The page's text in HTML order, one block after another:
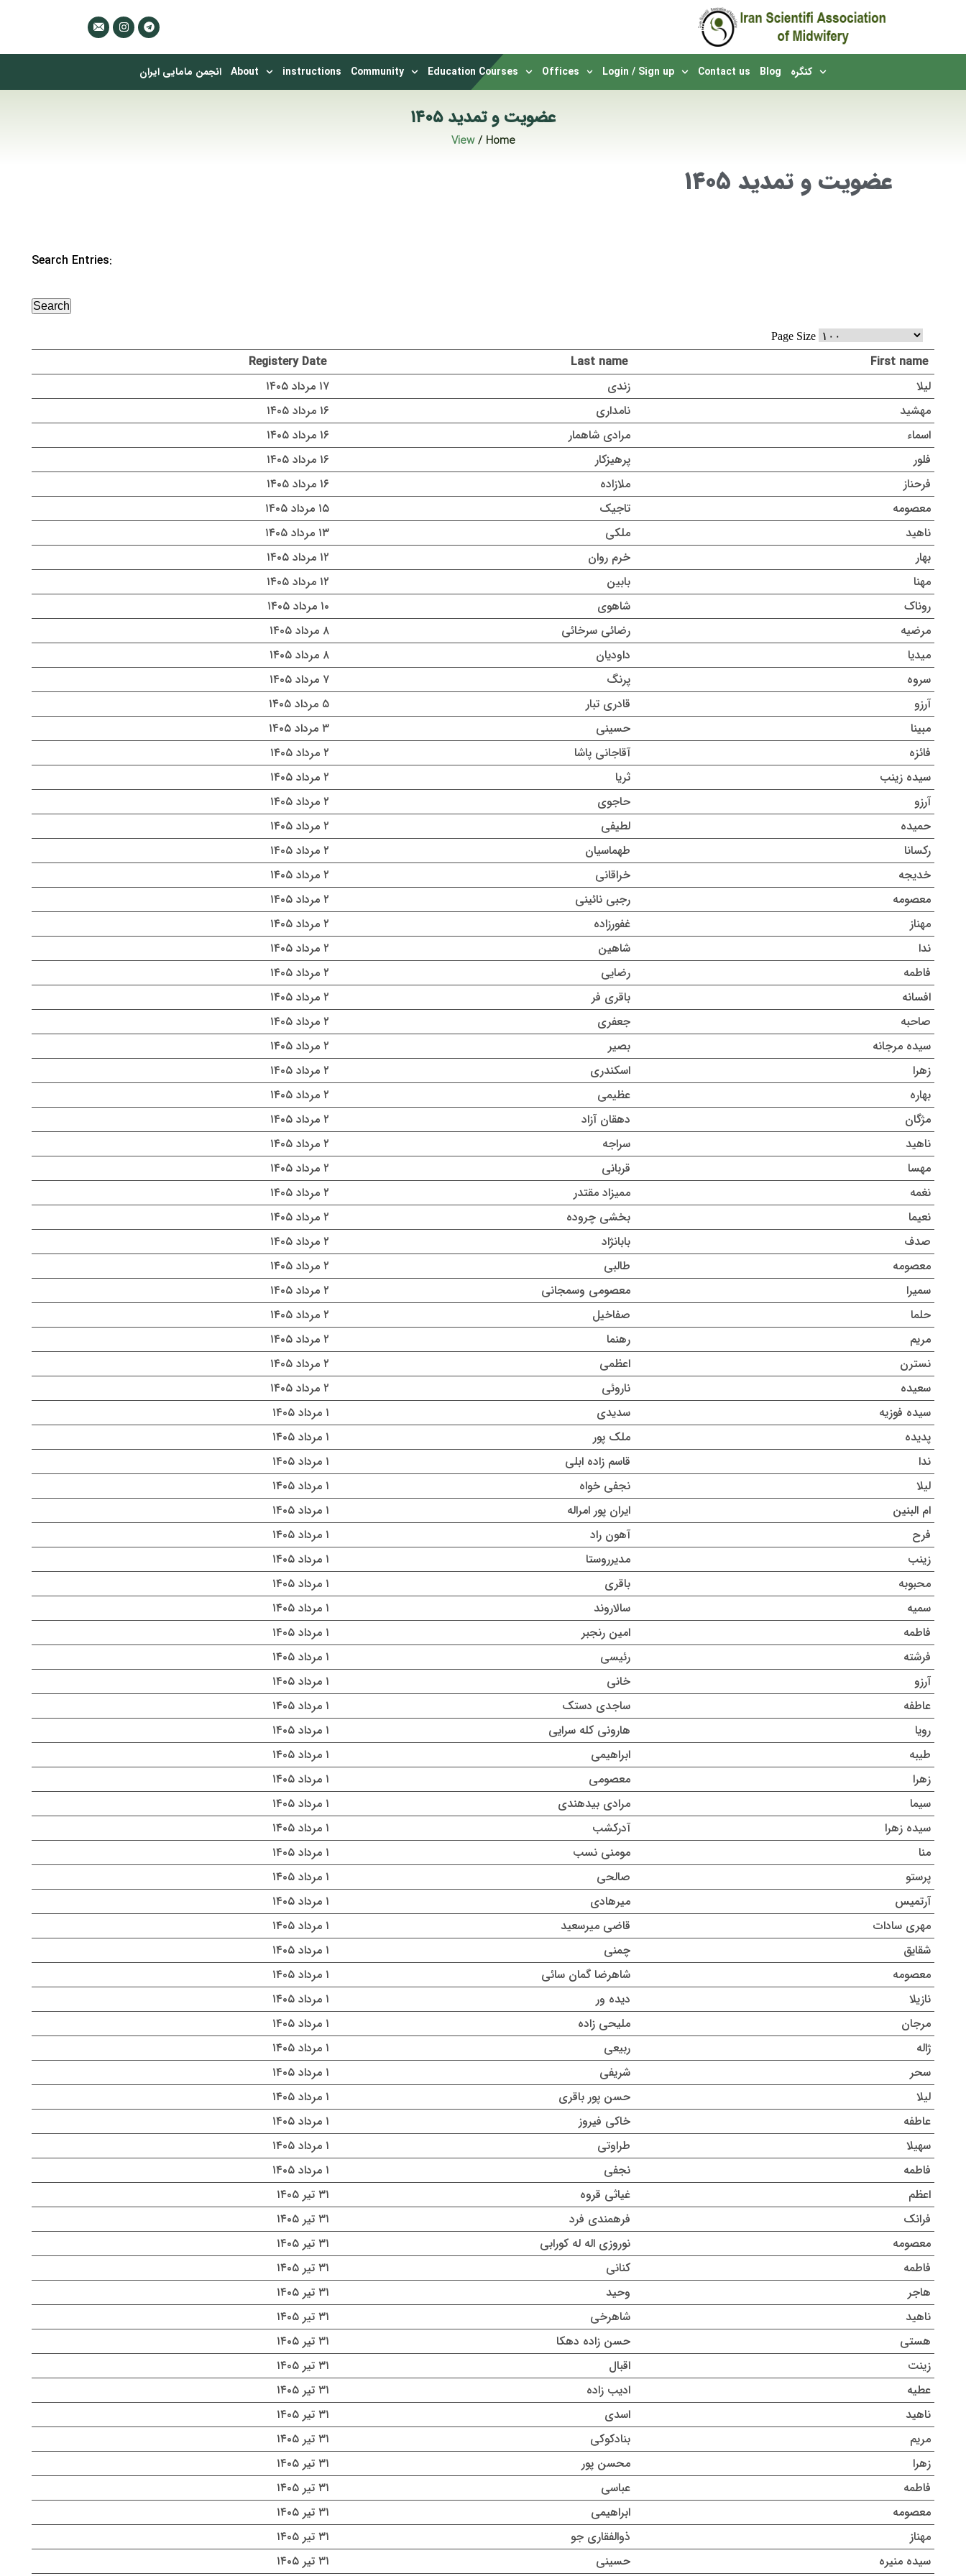
English
انجمن مامایی ایران About instructions Community Education Courses Offices Login / Sign up Contact us Blog کنگره
عضویت و تمدید ۱۴۰۵
Home
View
عضویت و تمدید ۱۴۰۵
Search Entries:
Page Size
First name
Last name
Registery Date
لیلا
زندی
۱۷ مرداد ۱۴۰۵
مهشید
نامداری
۱۶ مرداد ۱۴۰۵
اسماء
مرادی شاهمار
۱۶ مرداد ۱۴۰۵
فلور
پرهیزکار
۱۶ مرداد ۱۴۰۵
فرحناز
ملازاده
۱۶ مرداد ۱۴۰۵
معصومه
تاجیک
۱۵ مرداد ۱۴۰۵
ناهید
ملکی
۱۳ مرداد ۱۴۰۵
بهار
خرم روان
۱۲ مرداد ۱۴۰۵
مهنا
بابین
۱۲ مرداد ۱۴۰۵
روناک
شاهوی
۱۰ مرداد ۱۴۰۵
مرضیه
رضائی سرخائی
۸ مرداد ۱۴۰۵
میدیا
داودیان
۸ مرداد ۱۴۰۵
سروه
پرنگ
۷ مرداد ۱۴۰۵
آرزو
قادری تبار
۵ مرداد ۱۴۰۵
مبینا
حسینی
۳ مرداد ۱۴۰۵
فائزه
آقاجانی پاشا
۲ مرداد ۱۴۰۵
سیده زینب
ثریا
۲ مرداد ۱۴۰۵
آرزو
حاجوی
۲ مرداد ۱۴۰۵
حمیده
لطیفی
۲ مرداد ۱۴۰۵
رکسانا
طهماسیان
۲ مرداد ۱۴۰۵
خدیجه
خراقانی
۲ مرداد ۱۴۰۵
معصومه
رجبی نائینی
۲ مرداد ۱۴۰۵
مهناز
غفورزاده
۲ مرداد ۱۴۰۵
ندا
شاهین
۲ مرداد ۱۴۰۵
فاطمه
رضایی
۲ مرداد ۱۴۰۵
افسانه
باقری فر
۲ مرداد ۱۴۰۵
صاحبه
جعفری
۲ مرداد ۱۴۰۵
سیده مرجانه
بصیر
۲ مرداد ۱۴۰۵
زهرا
اسکندری
۲ مرداد ۱۴۰۵
بهاره
عظیمی
۲ مرداد ۱۴۰۵
مژگان
دهقان آزاد
۲ مرداد ۱۴۰۵
ناهید
سراجه
۲ مرداد ۱۴۰۵
مهسا
قربانی
۲ مرداد ۱۴۰۵
نغمه
ممیزاد مقتدر
۲ مرداد ۱۴۰۵
نعیما
بخشی چروده
۲ مرداد ۱۴۰۵
صدف
بابانژاد
۲ مرداد ۱۴۰۵
معصومه
طالبی
۲ مرداد ۱۴۰۵
سمیرا
معصومی وسمجانی
۲ مرداد ۱۴۰۵
حلما
صفاخیل
۲ مرداد ۱۴۰۵
مریم
رهنما
۲ مرداد ۱۴۰۵
نسترن
اعظمی
۲ مرداد ۱۴۰۵
سعیده
ناروئی
۲ مرداد ۱۴۰۵
سیده فوزیه
سدیدی
۱ مرداد ۱۴۰۵
پدیده
ملک پور
۱ مرداد ۱۴۰۵
ندا
قاسم زاده ابلی
۱ مرداد ۱۴۰۵
لیلا
نجفی خواه
۱ مرداد ۱۴۰۵
ام البنین
ایران پور امراله
۱ مرداد ۱۴۰۵
فرح
آهون راد
۱ مرداد ۱۴۰۵
زینب
مدیرروستا
۱ مرداد ۱۴۰۵
محبوبه
باقری
۱ مرداد ۱۴۰۵
سمیه
سالاروند
۱ مرداد ۱۴۰۵
فاطمه
امین رنجبر
۱ مرداد ۱۴۰۵
فرشته
رئیسی
۱ مرداد ۱۴۰۵
آرزو
خانی
۱ مرداد ۱۴۰۵
عاطفه
ساجدی دستک
۱ مرداد ۱۴۰۵
رویا
هارونی کله سرایی
۱ مرداد ۱۴۰۵
طیبه
ابراهیمی
۱ مرداد ۱۴۰۵
زهرا
معصومی
۱ مرداد ۱۴۰۵
سیما
مرادی بیدهندی
۱ مرداد ۱۴۰۵
سیده زهرا
آدرکشب
۱ مرداد ۱۴۰۵
منا
مومنی نسب
۱ مرداد ۱۴۰۵
پرستو
صالحی
۱ مرداد ۱۴۰۵
آرتمیس
میرهادی
۱ مرداد ۱۴۰۵
مهری سادات
قاضی میرسعید
۱ مرداد ۱۴۰۵
شقایق
چمنی
۱ مرداد ۱۴۰۵
معصومه
شاهرضا گمان سائی
۱ مرداد ۱۴۰۵
نازیلا
دیده ور
۱ مرداد ۱۴۰۵
مرجان
ملیحی زاده
۱ مرداد ۱۴۰۵
ژاله
ربیعی
۱ مرداد ۱۴۰۵
سحر
شریفی
۱ مرداد ۱۴۰۵
لیلا
حسن پور باقری
۱ مرداد ۱۴۰۵
عاطفه
خاکی فیروز
۱ مرداد ۱۴۰۵
سهیلا
طراوتی
۱ مرداد ۱۴۰۵
فاطمه
نجفی
۱ مرداد ۱۴۰۵
اعظم
غیاثی قروه
۳۱ تیر ۱۴۰۵
فرانک
فرهمندی فرد
۳۱ تیر ۱۴۰۵
معصومه
نوروزی اله له کورابی
۳۱ تیر ۱۴۰۵
فاطمه
کنانی
۳۱ تیر ۱۴۰۵
هاجر
وحید
۳۱ تیر ۱۴۰۵
ناهید
شاهرخی
۳۱ تیر ۱۴۰۵
هستی
حسن زاده دهکا
۳۱ تیر ۱۴۰۵
زینت
اقبال
۳۱ تیر ۱۴۰۵
عطیه
ادیب زاده
۳۱ تیر ۱۴۰۵
ناهید
اسدی
۳۱ تیر ۱۴۰۵
مریم
بنادکوکی
۳۱ تیر ۱۴۰۵
زهرا
محسن پور
۳۱ تیر ۱۴۰۵
فاطمه
عباسی
۳۱ تیر ۱۴۰۵
معصومه
ابراهیمی
۳۱ تیر ۱۴۰۵
مهناز
ذوالفقاری جو
۳۱ تیر ۱۴۰۵
سیده منیره
حسینی ۳۱ تیر ۱۴۰۵